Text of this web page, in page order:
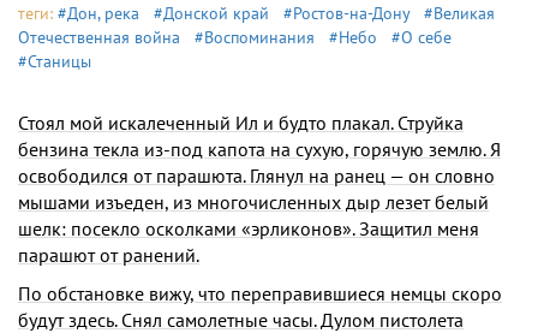
теги: #Дон, река #Донской край #Ростов-на-Дону
#Великая
Отечественная война
#Воспоминания #Небо
#О себе
#Станицы
Стоял мой искалеченный Ил и будто плакал. Струйка
бензина текла из-под капота на сухую, горячую землю. Я
освободился от парашюта. Глянул на ранец — он словно
мышами изъеден, из многочисленных дыр лезет белый
шелк: посекло осколками «эрликонов». Защитил меня
парашют от ранений.
По обстановке вижу, что переправившиеся немцы скоро
будут здесь. Снял самолетные часы. Дулом пистолета